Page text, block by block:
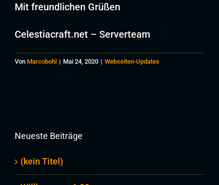
Mit freundlichen Grüßen
Celestiacraft.net – Serverteam
Von Marcobohl | Mai 24, 2020 | Webseiten-Updates
Neueste Beiträge
(kein Titel)